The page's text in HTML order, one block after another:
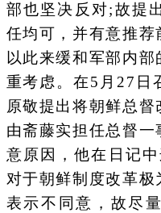
部也坚决反对;故提
任均可，并有意推荐
以此来缓和军部内
重考虑。在5月27日
原敬提出将朝鲜总
由斋藤实担任总督一
意原因，他在日记
对于朝鲜制度改革
表示不同意，故尽